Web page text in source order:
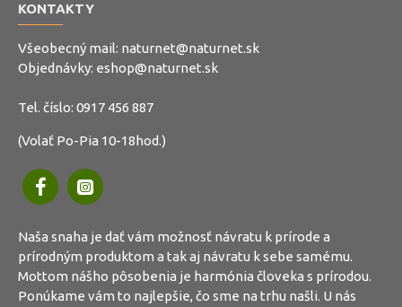
KONTAKTY
Všeobecný mail: naturnet@naturnet.sk
Objednávky: eshop@naturnet.sk
Tel. číslo: 0917 456 887
(Volať Po-Pia 10-18hod.)
Naša snaha je dať vám možnosť návratu k prírode a
prírodným produktom a tak aj návratu k sebe samému.
Mottom nášho pôsobenia je harmónia človeka s prírodou.
Ponúkame vám to najlepšie, čo sme na trhu našli. U nás